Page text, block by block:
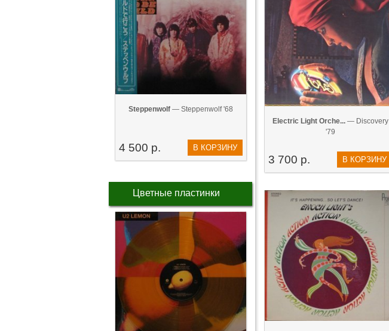
Steppenwolf — Steppenwolf '68
4 500 р. В КОРЗИНУ
Цветные пластинки
Electric Light Orche...— Discovery
'79
3 700 р. В КОРЗИНУ